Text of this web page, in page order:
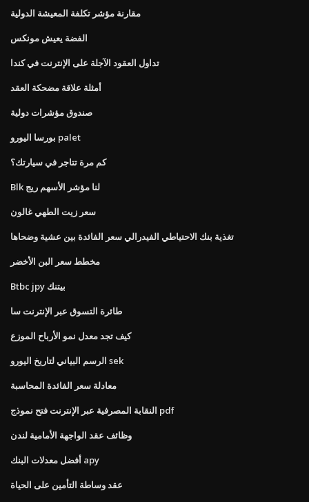
مقارنة مؤشر تكلفة المعيشة الدولية
الفضة يعيش مونكس
تداول العقود الآجلة على الإنترنت في كندا
أمثلة علاقة مضحكة العقد
صندوق مؤشرات دولية
بورسا اليورو palet
كم مرة تتاجر في سيارتك؟
Blk لنا مؤشر الأسهم ريج
سعر زيت الطهي غالون
تغذية بنك الاحتياطي الفيدرالي سعر الفائدة بين عشية وضحاها
مخطط سعر البن الأخضر
Btbc jpy بيتنك
طائرة التسوق عبر الإنترنت سا
كيف تجد معدل نمو الأرباح الموزع
الرسم البياني لتاريخ اليورو sek
معادلة سعر الفائدة المحاسبة
النقابة المصرفية عبر الإنترنت فتح نموذج pdf
وظائف عقد الواجهة الأمامية لندن
أفضل معدلات البنك apy
عقد وساطة التأمين على الحياة